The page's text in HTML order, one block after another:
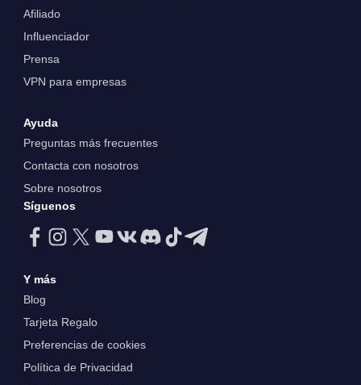
Afiliado
Influenciador
Prensa
VPN para empresas
Ayuda
Preguntas más frecuentes
Contacta con nosotros
Sobre nosotros
Síguenos
Y más
Blog
Tarjeta Regalo
Preferencias de cookies
Política de Privacidad